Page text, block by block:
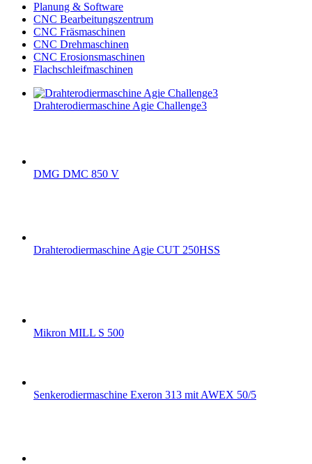
Planung & Software
CNC Bearbeitungszentrum
CNC Fräsmaschinen
CNC Drehmaschinen
CNC Erosionsmaschinen
Flachschleifmaschinen
Drahterodiermaschine Agie Challenge3
DMG DMC 850 V
Drahterodiermaschine Agie CUT 250HSS
Mikron MILL S 500
Senkerodiermaschine Exeron 313 mit AWEX 50/5